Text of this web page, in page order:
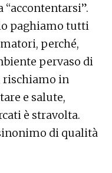
“accontentarsi”.
paghiamo tutti
perché,
pervaso di
rischiamo in
e salute,
è stravolta.
di qualità